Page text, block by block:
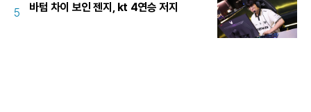
5 바텀 차이 보인 젠지, kt 4연승 저지